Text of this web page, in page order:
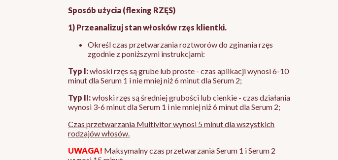
Sposób użycia (flexing RZĘS)
1) Przeanalizuj stan włosków rzęs klientki.
Określ czas przetwarzania roztworów do zginania rzęs
zgodnie z poniższymi instrukcjami:
Typ I:włoski rzęs są grube lub proste - czas aplikacji wynosi 6-10
minut dla Serum 1 i nie mniej niż 6 minut dla Serum 2;
Typ II:włoski rzęs są średniej grubości lub cienkie - czas działania
wynosi 3-6 minut dla Serum 1 i nie mniej niż 6 minut dla Serum 2;
Czas przetwarzania Multivitor wynosi 5 minut dla wszystkich
rodzajów włosów.
UWAGA! Maksymalny czas przetwarzania Serum 1 i Serum 2